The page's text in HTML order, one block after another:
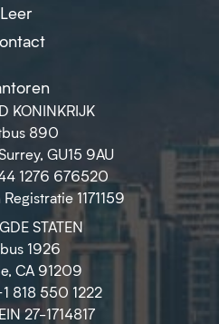
Leer
KONINKRIJK
890
GU15 9AU
1276 676520
1171159
STATEN
1926
CA 91209
818 550 1222
27-1714817